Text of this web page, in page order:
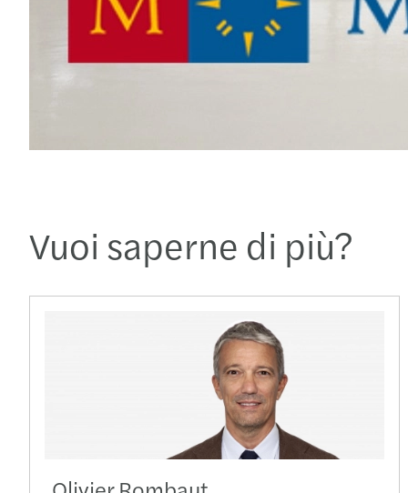
Vuoi saperne di più?